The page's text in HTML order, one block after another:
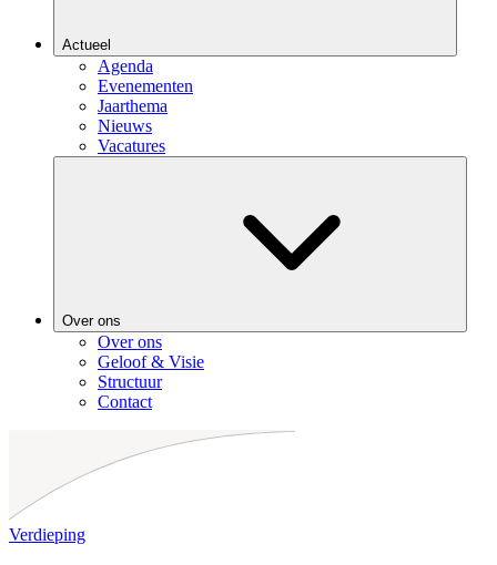
Actueel
Agenda
Evenementen
Jaarthema
Nieuws
Vacatures
Over ons
Over ons
Geloof & Visie
Structuur
Contact
Verdieping